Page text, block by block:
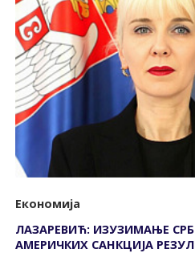
Економија
ЛАЗАРЕВИЋ: ИЗУЗИМАЊЕ
АМЕРИЧКИХ САНКЦИЈА